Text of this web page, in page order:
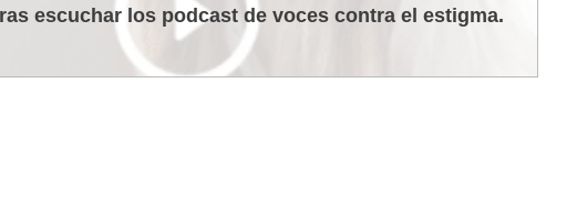
escuchar los podcast de voces contra el estigma.